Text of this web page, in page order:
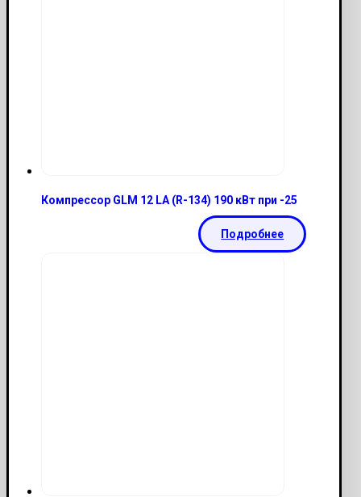
Компрессор GLM 12 LA (R-134) 190 кВт при -25
Подробнее